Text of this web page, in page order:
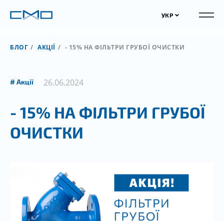
УКР
БЛОГ АКЦІЇ - 15% НА ФІЛЬТРИ ГРУБОЇ ОЧИСТКИ
Акції 26.06.2024
- 15% НА ФІЛЬТРИ ГРУБОЇ
ОЧИСТКИ